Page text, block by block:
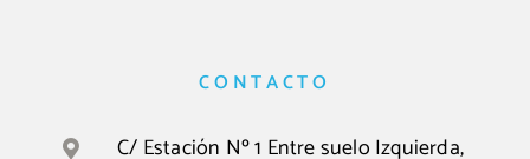
CONTACTO
C/ Estación Nº 1 Entre suelo Izquierda,